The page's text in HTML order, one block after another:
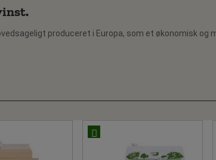
produceret i Europa, som et økonomisk og